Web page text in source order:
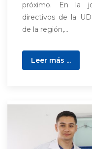
próximo. En la
directivos de la
de la región,...
Leer más ...